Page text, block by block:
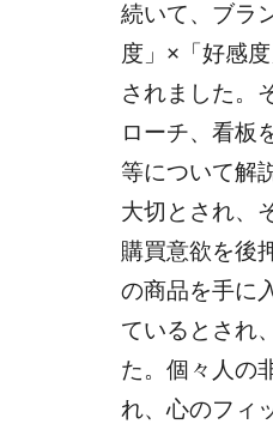
続いて、ブラ
度」×「好感
されました。
ローチ、看板
等について解
大切とされ、
購買意欲を後
の商品を手に
ているとされ
た。個々人の
れ、心のフィ